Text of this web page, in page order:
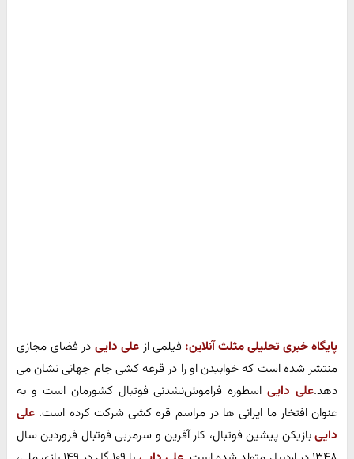
پایگاه خبری تحلیلی مثلث آنلاین: فیلمی از علی دایی در فضای مجازی
منتشر شده است که خوابیدن او را در قرعه کشی جام جهانی نشان می
دهد.علی داییاسطوره فراموش‌نشدنی فوتبال کشورمان است و به
عنوان افتخار ما ایرانی ها در مراسم قره کشی شرکت کرده است. علی
داییبازیکن پیشین فوتبال، کار آفرین و سرمربی فوتبال فروردین سال